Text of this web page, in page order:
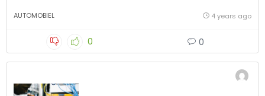
AUTOMOBIEL 4 years ago
0 0